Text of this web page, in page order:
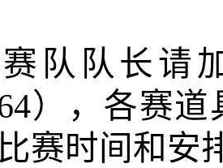
队队长请
）， 各赛道
赛时间和安